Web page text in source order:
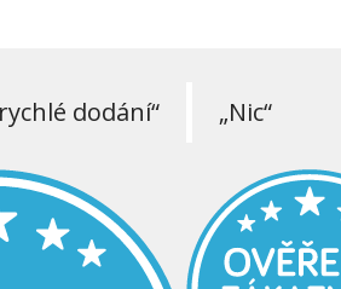
dodání“ „Nic“